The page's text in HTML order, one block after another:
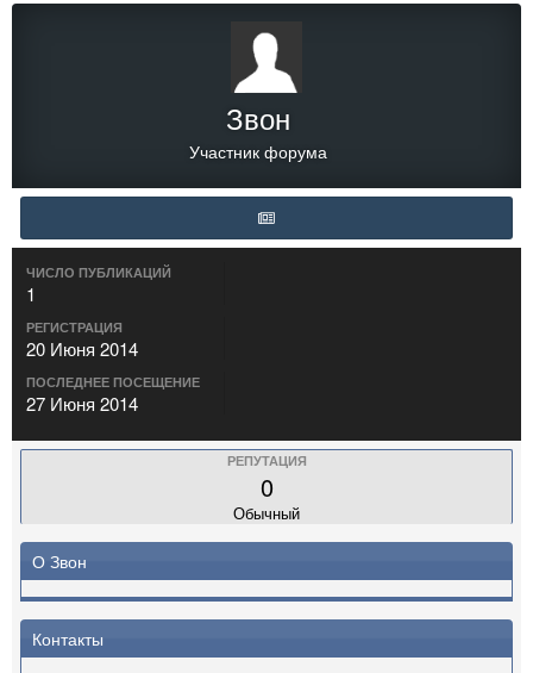
Звон
Участник форума
ЧИСЛО ПУБЛИКАЦИЙ
1
РЕГИСТРАЦИЯ
20 Июня 2014
ПОСЛЕДНЕЕ ПОСЕЩЕНИЕ
27 Июня 2014
РЕПУТАЦИЯ
0
Обычный
О Звон
Контакты